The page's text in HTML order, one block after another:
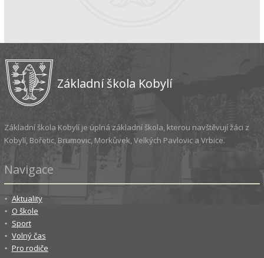
Základní škola Kobylí
Základní škola Kobylí je úplná základní škola, kterou navštěvují žáci z
Kobylí, Bořetic, Brumovic, Morkůvek, Velkých Pavlovic a Vrbice.
Navigace
Aktuality
O škole
Sport
Volný čas
Pro rodiče